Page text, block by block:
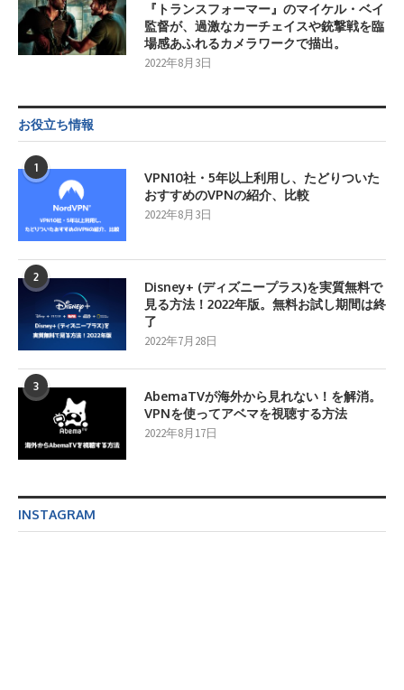
『トランスフォーマー』のマイケル・ベイ
監督が、過激なカーチェイスや銃撃戦を臨
場感あふれるカメラワークで描出。
2022年8月3日
お役立ち情報
1
VPN10社・5年以上利用し、たどりついた
おすすめのVPNの紹介、比較
2022年8月3日
2
Disney+ (ディズニープラス)を実質無料で
見る方法！2022年版。無料お試し期間は終
了
2022年7月28日
3
AbemaTVが海外から見れない！を解消。
VPNを使ってアベマを視聴する方法
2022年8月17日
INSTAGRAM